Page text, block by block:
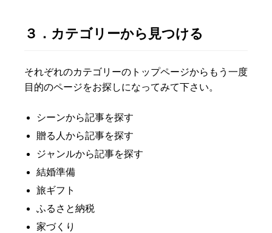
３．カテゴリーから見つける
それぞれのカテゴリーのトップページからもう一度
目的のページをお探しになってみて下さい。
シーンから記事を探す
贈る人から記事を探す
ジャンルから記事を探す
結婚準備
旅ギフト
ふるさと納税
家づくり